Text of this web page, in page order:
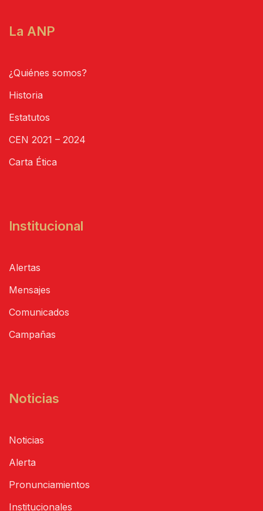
La ANP
¿Quiénes somos?
Historia
Estatutos
CEN 2021 – 2024
Carta Ética
Institucional
Alertas
Mensajes
Comunicados
Campañas
Noticias
Noticias
Alerta
Pronunciamientos
Institucionales